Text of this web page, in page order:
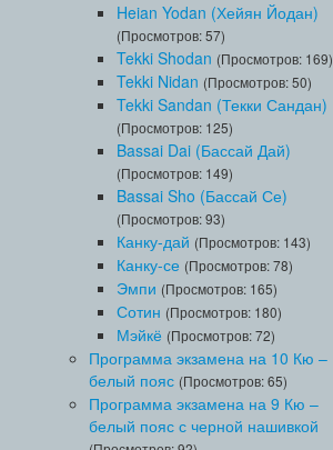
Heian Yodan (Хейян Йодан)
(Просмотров: 57)
Tekki Shodan (Просмотров: 169)
Tekki Nidan (Просмотров: 50)
Tekki Sandan (Текки Сандан)
(Просмотров: 125)
Bassai Dai (Бассай Дай)
(Просмотров: 149)
Bassai Sho (Бассай Се)
(Просмотров: 93)
Канку-дай (Просмотров: 143)
Канку-се (Просмотров: 78)
Эмпи (Просмотров: 165)
Сотин (Просмотров: 180)
Мэйкё (Просмотров: 72)
Программа экзамена на 10 Кю –
белый пояс (Просмотров: 65)
Программа экзамена на 9 Кю –
белый пояс с черной нашивкой